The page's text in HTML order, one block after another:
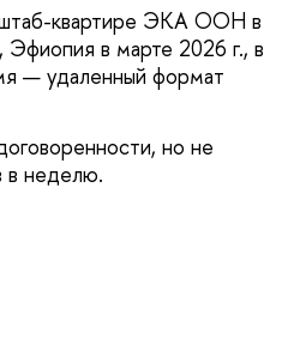
квартире ЭКА ООН в
в марте 2026 г., в
— удаленный формат
но не
в неделю.